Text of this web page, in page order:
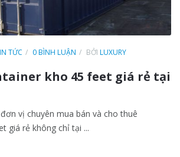
TỨC 0 BÌNH LUẬN BỞI LUXURY
kho 45 feet giá rẻ tại
vị chuyên mua bán và cho thuê
giá rẻ không chỉ tại ...